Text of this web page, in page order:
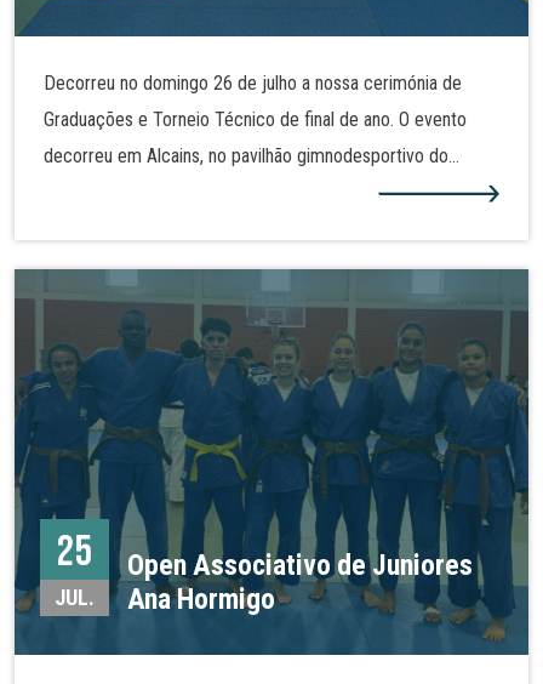
Decorreu no domingo 26 de julho a nossa cerimónia de
Graduações e Torneio Técnico de final de ano. O evento
decorreu em Alcains, no pavilhão gimnodesportivo do
Agrupamento de Escola José Sanches e São Vicente da
graduação e demonstraram as técnicas de judo tanto no
solo como em pé. Mais fotos na nossa galeria!
25
JUL.
Open Associativo de Juniores
Ana Hormigo